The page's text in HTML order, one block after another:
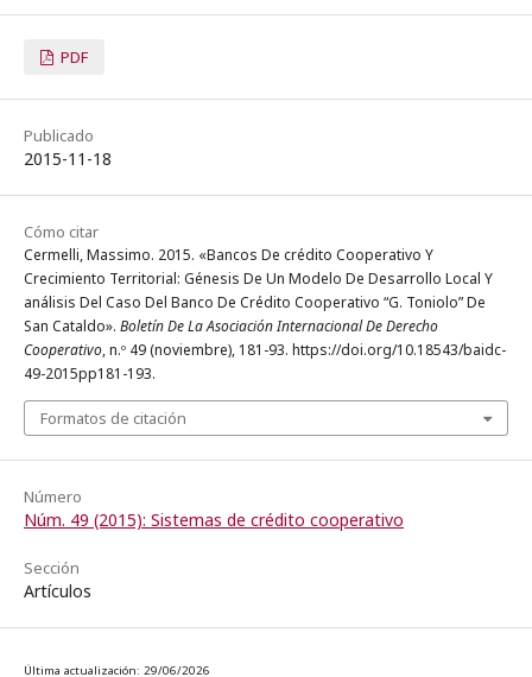
PDF
Publicado
2015-11-18
Cómo citar
Cermelli, Massimo. 2015. «Bancos De crédito Cooperativo Y
Crecimiento Territorial: Génesis De Un Modelo De Desarrollo Local Y
análisis Del Caso Del Banco De Crédito Cooperativo “G. Toniolo” De
San Cataldo». Boletín De La Asociación Internacional De Derecho
Cooperativo, n.º 49 (noviembre), 181-93. https://doi.org/10.18543/baidc-
49-2015pp181-193.
Formatos de citación
Número
Núm. 49 (2015): Sistemas de crédito cooperativo
Sección
Artículos
Última actualización: 29/06/2026